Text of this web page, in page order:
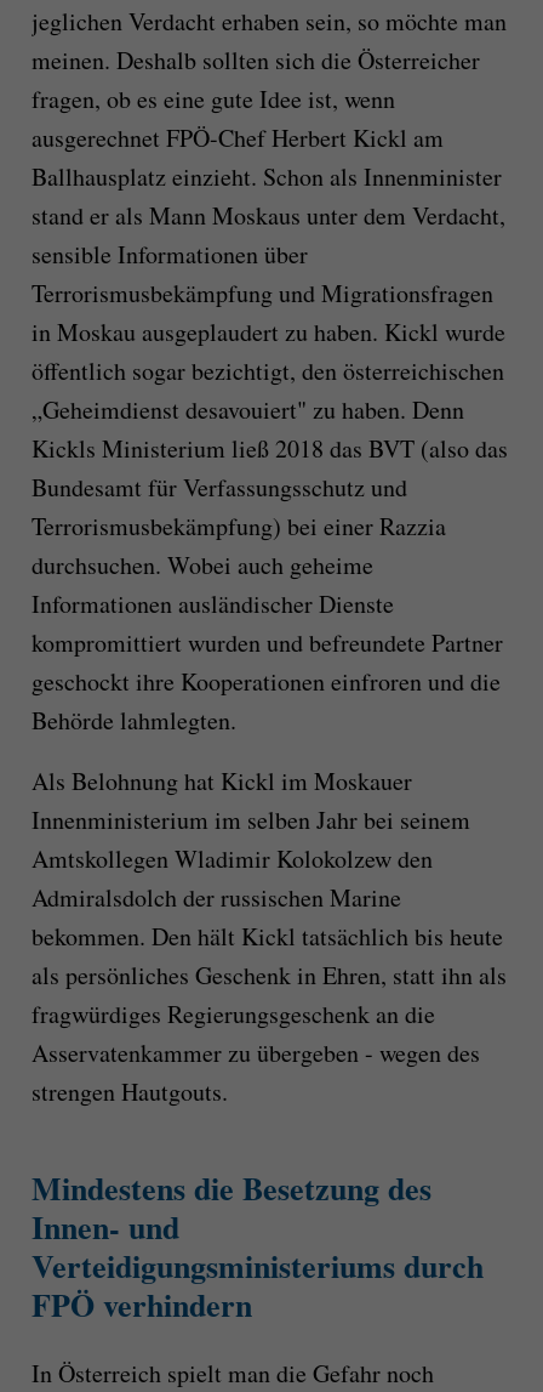
jeglichen Verdacht erhaben sein, so möchte man
meinen. Deshalb sollten sich die Österreicher
fragen, ob es eine gute Idee ist, wenn
ausgerechnet FPÖ-Chef Herbert Kickl am
Ballhausplatz einzieht. Schon als Innenminister
stand er als Mann Moskaus unter dem Verdacht,
sensible Informationen über
Terrorismusbekämpfung und Migrationsfragen
in Moskau ausgeplaudert zu haben. Kickl wurde
öffentlich sogar bezichtigt, den österreichischen
„Geheimdienst desavouiert" zu haben. Denn
Kickls Ministerium ließ 2018 das BVT (also das
Bundesamt für Verfassungsschutz und
Terrorismusbekämpfung) bei einer Razzia
durchsuchen. Wobei auch geheime
Informationen ausländischer Dienste
kompromittiert wurden und befreundete Partner
geschockt ihre Kooperationen einfroren und die
Behörde lahmlegten.
Als Belohnung hat Kickl im Moskauer
Innenministerium im selben Jahr bei seinem
Amtskollegen Wladimir Kolokolzew den
Admiralsdolch der russischen Marine
bekommen. Den hält Kickl tatsächlich bis heute
als persönliches Geschenk in Ehren, statt ihn als
fragwürdiges Regierungsgeschenk an die
Asservatenkammer zu übergeben - wegen des
strengen Hautgouts.
Mindestens die Besetzung des
Innen- und
Verteidigungsministeriums durch
FPÖ verhindern
In Österreich spielt man die Gefahr noch